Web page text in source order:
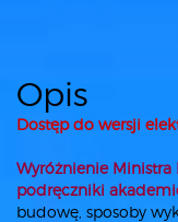
Opis
Dostęp do wersji
Wyróżnienie
podręczniki
budowę, sposoby